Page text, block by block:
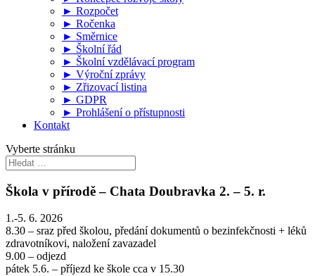
► Rozpočet
► Ročenka
► Směrnice
► Školní řád
► Školní vzdělávací program
► Výroční zprávy
► Zřizovací listina
► GDPR
► Prohlášení o přístupnosti
Kontakt
Vyberte stránku
Škola v přírodě – Chata Doubravka 2. – 5. r.
1.-5. 6. 2026
8.30 – sraz před školou, předání dokumentů o bezinfekčnosti + léků
zdravotníkovi, naložení zavazadel
9.00 – odjezd
pátek 5.6. – příjezd ke škole cca v 15.30